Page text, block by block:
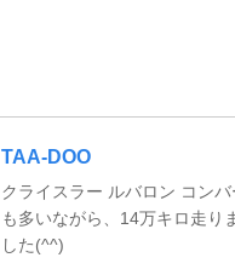
TAA-DOO
クライスラー ルバロン コン
も多いながら、14万キロ走り
した(^^)